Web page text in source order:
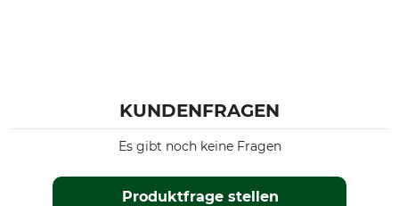
KUNDENFRAGEN
Produktfrage stellen
Es gibt noch keine Fragen